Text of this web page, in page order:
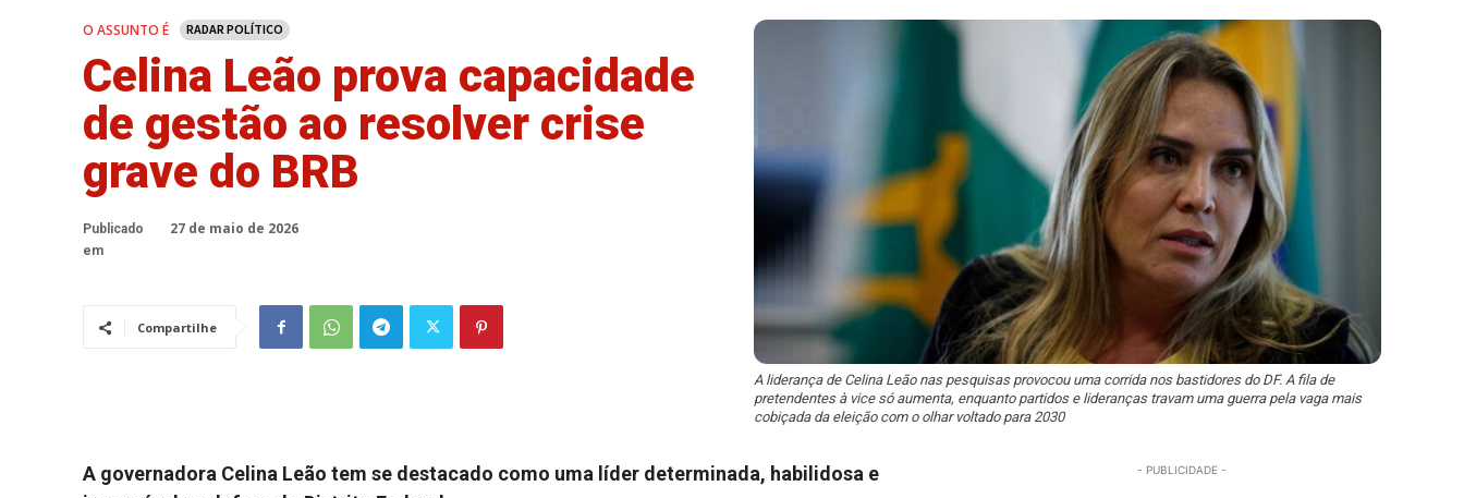
O ASSUNTO É RADAR POLÍTICO
Celina Leão prova capacidade
de gestão ao resolver crise
grave do BRB
Publicado
em
27 de maio de 2026
Compartilhe
A liderança de Celina Leão nas pesquisas provocou uma corrida nos bastidores do DF. A fila de
pretendentes à vice só aumenta, enquanto partidos e lideranças travam uma guerra pela vaga mais
cobiçada da eleição com o olhar voltado para 2030
A governadora Celina Leão tem se destacado como uma líder determinada, habilidosa e
- PUBLICIDADE -